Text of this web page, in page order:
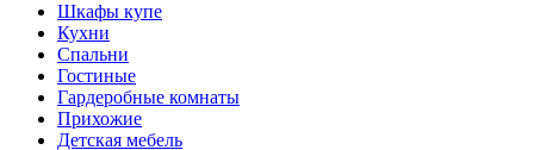
Шкафы купе
Кухни
Спальни
Гостиные
Гардеробные комнаты
Прихожие
Детская мебель